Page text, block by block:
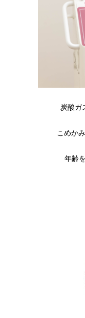
炭酸ガ
こめか
年齢